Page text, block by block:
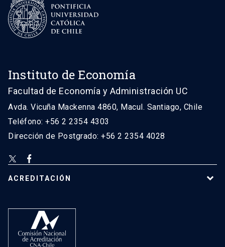
Instituto de Economía
Facultad de Economía y Administración UC
Avda. Vicuña Mackenna 4860, Macul. Santiago, Chile
Teléfono: +56 2 2354 4303
Dirección de Postgrado: +56 2 2354 4028
ACREDITACIÓN